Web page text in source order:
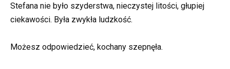
Stefana nie było szyderstwa, nieczystej litości, głupiej
ciekawości. Była zwykła ludzkość.
Możesz odpowiedzieć, kochany szepnęła.